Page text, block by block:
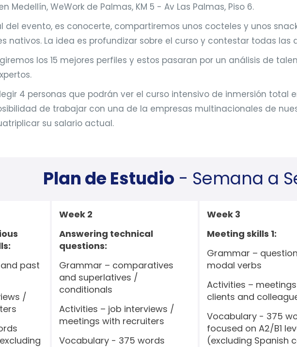
Medellín, WeWork de Palmas, KM 5 - Av Las Palmas, Piso 6.
del evento, es conocerte, compartiremos unos cocteles y unos
nativos. La idea es profundizar sobre el curso y contestar todas
los 15 mejores perfiles y estos pasaran por un análisis de
4 personas que podrán ver el curso intensivo de inmersión total
de trabajar con una de la empresas multinacionales de
su salario actual.
Plan de Estudio - Semana a
past
/
Week 2
Answering technical
questions:
Grammar – comparatives
and superlatives /
conditionals
Activities – job interviews /
meetings with recruiters
Vocabulary - 375 words
Week 3
Meeting skills 1:
Grammar –
modal verbs
Activities –
clients and
Vocabulary - 375
focused on A2/B1
(excluding Spanish